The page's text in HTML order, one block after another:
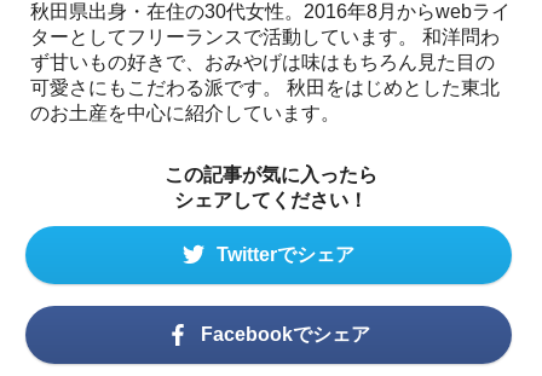
秋田県出身・在住の30代女性。2016年8月からwebライ
ターとしてフリーランスで活動しています。 和洋問わ
ず甘いもの好きで、おみやげは味はもちろん見た目の
可愛さにもこだわる派です。 秋田をはじめとした東北
のお土産を中心に紹介しています。
この記事が気に入ったら
シェアしてください！
Twitterでシェア
Facebookでシェア